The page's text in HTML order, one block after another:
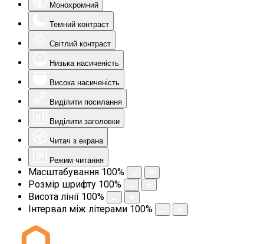
Монохромний
Темний контраст
Світлий контраст
Низька насиченість
Висока насиченість
Виділити посилання
Виділити заголовки
Читач з екрана
Режим читання
Масштабування 100%
Розмір шрифту 100%
Висота лінії 100%
Інтервал між літерами 100%